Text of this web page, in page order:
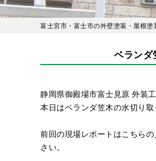
富士宮市・富士市の外壁塗装・屋根塗
ベランダ
静岡県御殿場市富士見原 外装工
本日はベランダ笠木の水切り
前回の現場レポートはこちらの
さい。